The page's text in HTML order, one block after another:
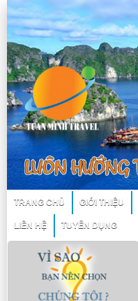
TRANG CHỦ GIỚI THIỆU
LIÊN HỆ TUYỂN DỤNG